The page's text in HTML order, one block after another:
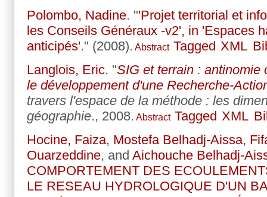
Polombo, Nadine. "'Projet territorial et
les Conseils Généraux -v2', in 'Espaces
anticipés'." (2008). Abstract Tagged XML
Langlois, Eric. "SIG et terrain : antinomie
le développement d'une Recherche-
travers l'espace de la méthode : les
géographie., 2008. Abstract Tagged XML
Hocine, Faiza, Mostefa Belhadj-Aissa,
Ouarzeddine, and Aichouche Belhadj-
COMPORTEMENT DES
LE RESEAU HYDROLOGIQUE D'UN